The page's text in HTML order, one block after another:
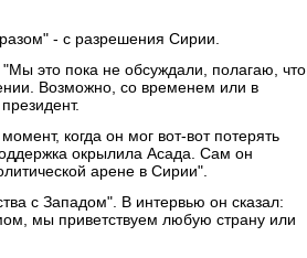
- с разрешения Сирии.
это пока не обсуждали, полагаю, что
Возможно, со временем или в
когда он мог вот-вот потерять
окрылила Асада. Сам он
арене в Сирии".
с Западом". В интервью он сказал:
мы приветствуем любую страну или